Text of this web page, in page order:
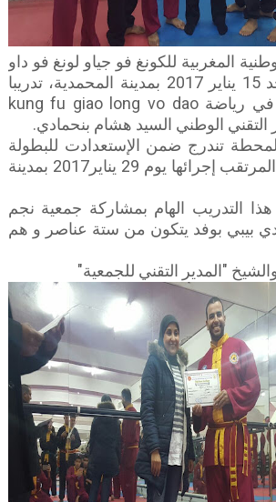
المغربية للكونغ فو جياو لونغ فو داو
فوكوتريان يوم الأحد 15 يناير 2017 بمدينة المحمدية، تدريبا
وطنيا في التحكيم في رياضة kung fu giao long vo dao
الوطني السيد هشام بنحمادي.
تندرج ضمن الإستعدادت للبطولة
الوطنية في التقنية المرتقب إجرائها يوم 29 يناير2017 بمدينة
التدريب الهام بمشاركة جمعية نجم
بيبي بوفد يتكون من ستة عناصر و هم
"المدير التقني للجمعية"